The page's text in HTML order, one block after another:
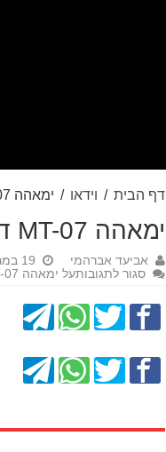
דף הבית / וידאו / ימאהה MT-07 דור שלישי במבחן דרכים
ימאהה MT-07 דור שלישי במבחן דרכים
אביעד אברהמי 19 במרץ 2021
סגור לתגובותעל ימאהה MT-07 דור שלישי במבחן דרכים